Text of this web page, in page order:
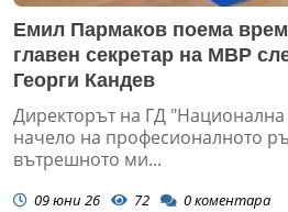
Емил Пармаков поема
главен секретар на МВР
Георги Кандев
Директорът на ГД "Национална
начело на професионалното
вътрешното ми...
09 юни 26 72 0коментара